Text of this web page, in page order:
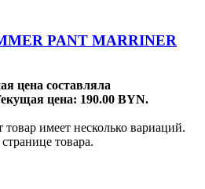
PANT MARRINER
цена составляла
цена: 190.00 BYN.
товар имеет несколько вариаций.
товара.